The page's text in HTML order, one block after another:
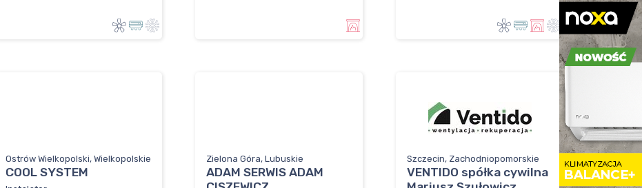
Ostrów Wielkopolski, Wielkopolskie
COOL SYSTEM
Zielona Góra, Lubuskie
ADAM SERWIS ADAM
Szczecin, Zachodniopomorskie
VENTIDO spółka cywilna